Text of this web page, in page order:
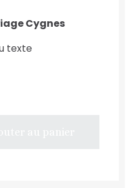
Cygnes
texte